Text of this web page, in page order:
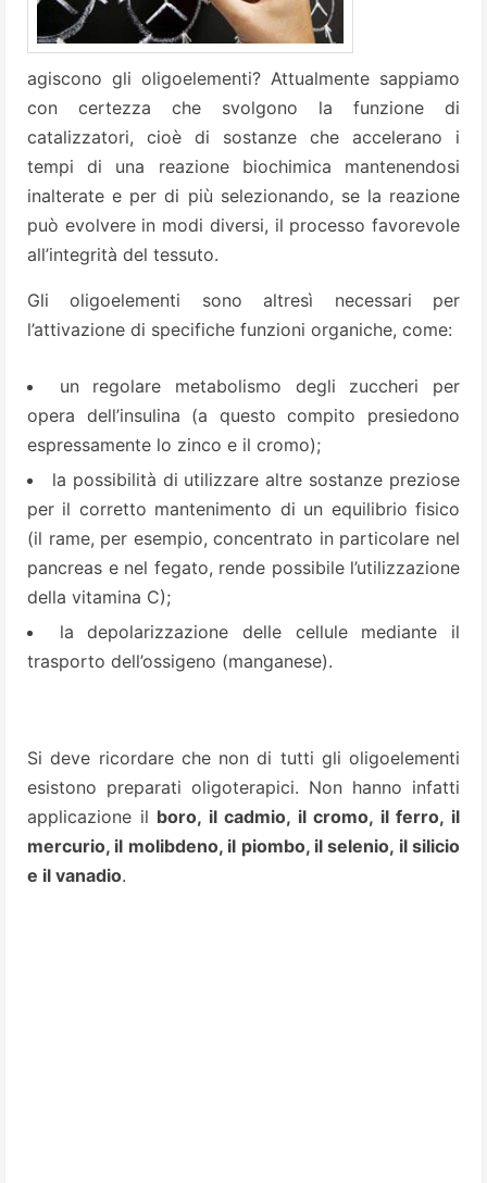
agiscono gli oligoelementi? Attualmente sappiamo
con certezza che svolgono la funzione di
catalizzatori, cioè di sostanze che accelerano i
tempi di una reazione biochimica mantenendosi
inalterate e per di più selezionando, se la reazione
può evolvere in modi diversi, il processo favorevole
all’integrità del tessuto.
Gli oligoelementi sono altresì necessari per
l’attivazione di specifiche funzioni organiche, come:
un regolare metabolismo degli zuccheri per
opera dell’insulina (a questo compito presiedono
espressamente lo zinco e il cromo);
la possibilità di utilizzare altre sostanze preziose
per il corretto mantenimento di un equilibrio fisico
(il rame, per esempio, concentrato in particolare nel
pancreas e nel fegato, rende possibile l’utilizzazione
della vitamina C);
la depolarizzazione delle cellule mediante il
trasporto dell’ossigeno (manganese).
Si deve ricordare che non di tutti gli oligoelementi
esistono preparati oligoterapici. Non hanno infatti
applicazione il boro, il cadmio, il cromo, il ferro, il
mercurio, il molibdeno, il piombo, il selenio, il silicio
e il vanadio.